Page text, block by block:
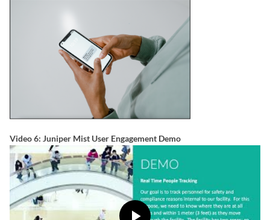
Video 6: Juniper Mist User Engagement Demo